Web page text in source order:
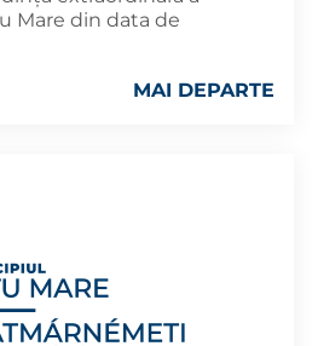
Mare din data de
MAI DEPARTE